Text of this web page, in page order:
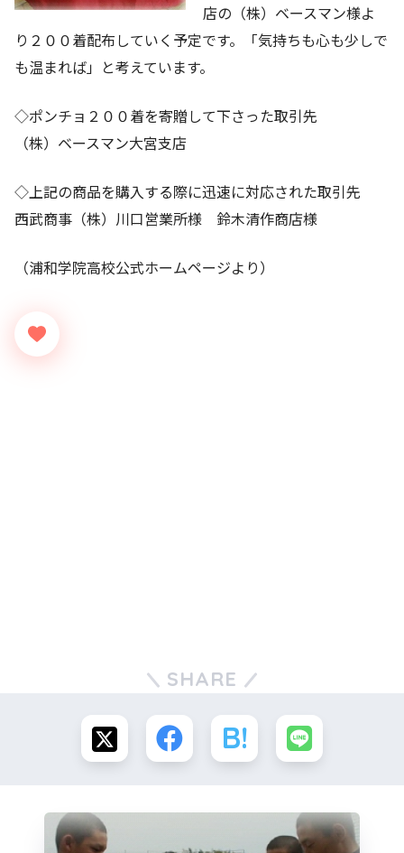
店の（株）ベースマン様よ
り２００着配布していく予定です。「気持ちも心も少しで
も温まれば」と考えています。
◇ポンチョ２００着を寄贈して下さった取引先
（株）ベースマン大宮支店
◇上記の商品を購入する際に迅速に対応された取引先
西武商事（株）川口営業所様 鈴木清作商店様
（浦和学院高校公式ホームページより）
SHARE